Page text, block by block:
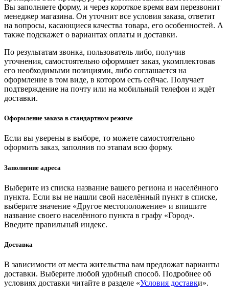
Вы заполняете форму, и через короткое время вам перезвонит
менеджер магазина. Он уточнит все условия заказа, ответит
на вопросы, касающиеся качества товара, его особенностей. А
также подскажет о вариантах оплаты и доставки.
По результатам звонка, пользователь либо, получив
уточнения, самостоятельно оформляет заказ, укомплектовав
его необходимыми позициями, либо соглашается на
оформление в том виде, в котором есть сейчас. Получает
подтверждение на почту или на мобильный телефон и ждёт
доставки.
Оформление заказа в стандартном режиме
Если вы уверены в выборе, то можете самостоятельно
оформить заказ, заполнив по этапам всю форму.
Заполнение адреса
Выберите из списка название вашего региона и населённого
пункта. Если вы не нашли свой населённый пункт в списке,
выберите значение «Другое местоположение» и впишите
название своего населённого пункта в графу «Город».
Введите правильный индекс.
Доставка
В зависимости от места жительства вам предложат варианты
доставки. Выберите любой удобный способ. Подробнее об
условиях доставки читайте в разделе «Условия доставки».